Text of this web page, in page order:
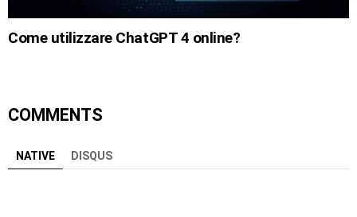
Come utilizzare ChatGPT 4 online?
COMMENTS
NATIVE DISQUS